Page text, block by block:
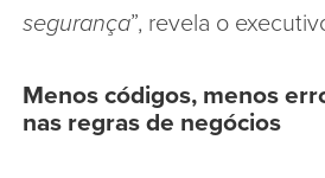
segurança”, revela o
Menos códigos, menos
nas regras de negócios